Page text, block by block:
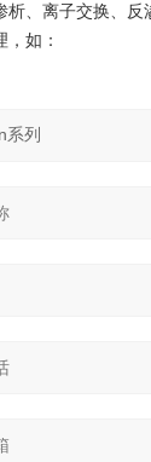
析、离子交换、
如：